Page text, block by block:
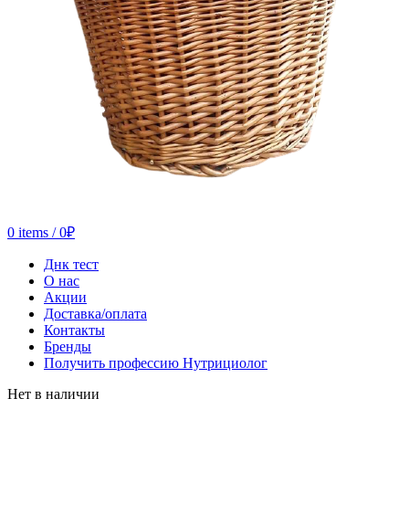
0 items / 0₽
Днк тест
О нас
Акции
Доставка/оплата
Контакты
Бренды
Получить профессию Нутрициолог
Нет в наличии